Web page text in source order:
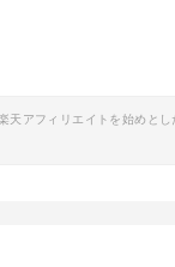
アフィリエイトを始めと